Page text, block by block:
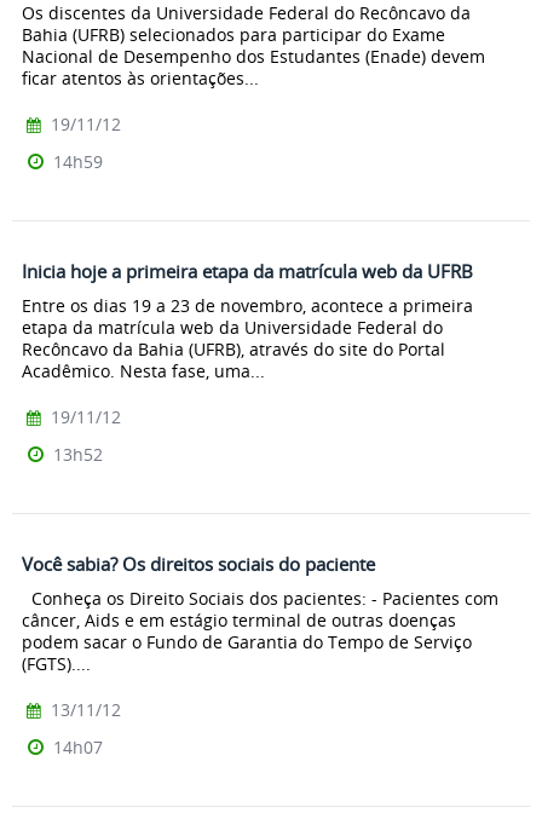
Os discentes da Universidade Federal do Recôncavo da
Bahia (UFRB) selecionados para participar do Exame
Nacional de Desempenho dos Estudantes (Enade) devem
ficar atentos às orientações...
19/11/12
14h59
Inicia hoje a primeira etapa da matrícula web da UFRB
Entre os dias 19 a 23 de novembro, acontece a primeira
etapa da matrícula web da Universidade Federal do
Recôncavo da Bahia (UFRB), através do site do Portal
Acadêmico. Nesta fase, uma...
19/11/12
13h52
Você sabia? Os direitos sociais do paciente
Conheça os Direito Sociais dos pacientes: - Pacientes com
câncer, Aids e em estágio terminal de outras doenças
podem sacar o Fundo de Garantia do Tempo de Serviço
(FGTS)....
13/11/12
14h07